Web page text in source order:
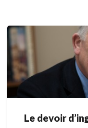
Le
Le devoir